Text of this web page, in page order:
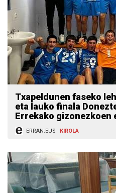
Txapeldunen faseko
eta lauko finala
Errekako gizonezkoen
ERRAN.EUS KIROLA